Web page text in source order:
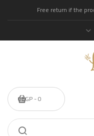
Free return if the
0 - 0EGP